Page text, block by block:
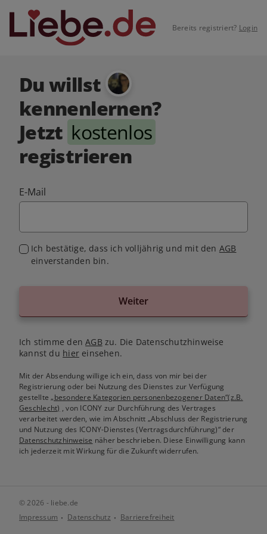
Bereits registriert? Login
Du willst
kennenlernen?
Jetzt kostenlos
registrieren
E-Mail
Ich bestätige, dass ich volljährig und mit den AGB
einverstanden bin.
Weiter
Ich stimme denAGB zu. Die Datenschutzhinweise
kannst du hiereinsehen.
Mit der Absendung willige ich ein, dass von mir bei der
Registrierung oder bei Nutzung des Dienstes zur Verfügung
gestellte„besondere Kategorien personenbezogener Daten“(z.B.
Geschlecht) , von ICONY zur Durchführung des Vertrages
verarbeitet werden, wie im Abschnitt „Abschluss der Registrierung
und Nutzung des ICONY-Dienstes (Vertragsdurchführung)“ der
Datenschutzhinweise näher beschrieben. Diese Einwilligung kann
ich jederzeit mit Wirkung für die Zukunft widerrufen.
© 2026 - liebe.de
Impressum
Datenschutz Barrierefreiheit